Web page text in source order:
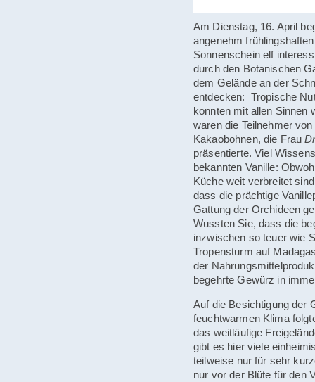
Am Dienstag, 16. April
angenehm
Sonnenschein elf
durch den Botanischen
dem Gelände an der
entdecken: Tropische
konnten mit allen Sinnen
waren die Teilnehmer
Kakaobohnen, die Frau
präsentierte. Viel
bekannten Vanille:
Küche weit verbreitet
dass die prächtige
Gattung der Orchideen
Wussten Sie, dass die
inzwischen so teuer wie
Tropensturm auf
der
begehrte Gewürz in
Auf die Besichtigung der
feuchtwarmen Klima
das weitläufige
gibt es hier viele
teilweise nur für sehr
nur vor der Blüte für den